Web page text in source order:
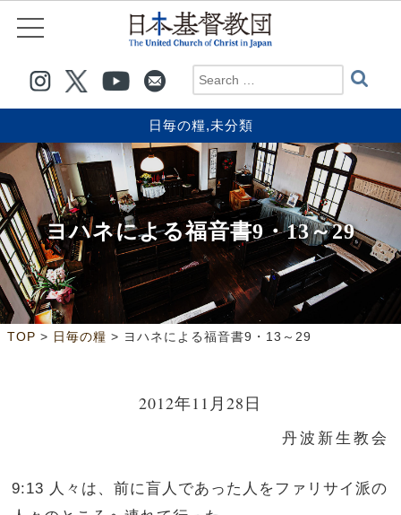
日毎の糧,未分類
ヨハネによる福音書9・13～29
TOP > 日毎の糧 > ヨハネによる福音書9・13～29
2012年11月28日
丹波新生教会
9:13 人々は、前に盲人であった人をファリサイ派の